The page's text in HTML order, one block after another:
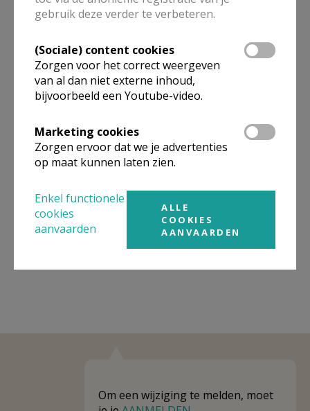
In deze kerk vinden geen weekendvieringen plaats. Via de
onderstaande lijst kan je het aanbod van kerken in de buurt
raadplegen.
Omgeving
Niet gevonden wat je zocht? Hier vind je
organisaties, in de buurt.
Kerken in of nabij
WEVELGEM
Om een wijziging te melden, moet
gebruik deze verder te verbeteren.
(Sociale) content cookies
Zorgen voor het correct weergeven
van al dan niet externe inhoud,
bijvoorbeeld een Youtube-video.
Marketing cookies
Zorgen ervoor dat we je advertenties
op maat kunnen laten zien.
Enkel functionele
cookies
aanvaarden
ALLE
COOKIES
AANVAARDEN